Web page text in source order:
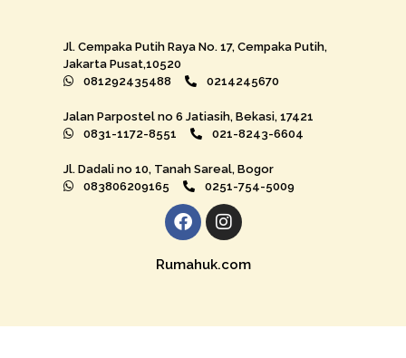
Jl. Cempaka Putih Raya No. 17, Cempaka Putih,
Jakarta Pusat,10520
081292435488
0214245670
Jalan Parpostel no 6 Jatiasih, Bekasi, 17421
0831-1172-8551
021-8243-6604
Jl. Dadali no 10, Tanah Sareal, Bogor
083806209165
0251-754-5009
Rumahuk.com